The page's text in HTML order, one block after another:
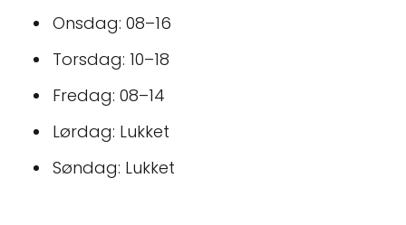
Onsdag: 08–16
Torsdag: 10–18
Fredag: 08–14
Lørdag: Lukket
Søndag: Lukket